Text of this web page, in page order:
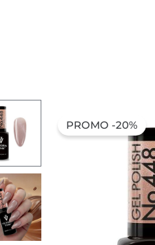
PROMO -20%